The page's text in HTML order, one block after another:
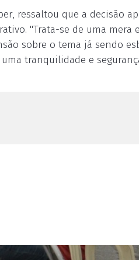
ressaltou que a decisão
"Trata-se de uma mera
sobre o tema já sendo
tranquilidade e